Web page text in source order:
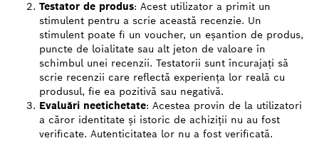
Testator de produs: Acest utilizator a primit un
stimulent pentru a scrie această recenzie. Un
stimulent poate fi un voucher, un eșantion de produs,
puncte de loialitate sau alt jeton de valoare în
schimbul unei recenzii. Testatorii sunt încurajați să
scrie recenzii care reflectă experiența lor reală cu
produsul, fie ea pozitivă sau negativă.
Evaluări neetichetate: Acestea provin de la utilizatori
a căror identitate și istoric de achiziții nu au fost
verificate. Autenticitatea lor nu a fost verificată.